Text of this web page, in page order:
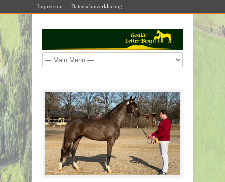
Impressum Datenschutzerklärung